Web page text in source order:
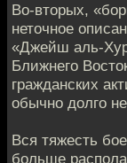
Во-вторых,
неточное
«Джейш аль-
Ближнего
гражданских
обычно долго
Вся тяжесть
больше